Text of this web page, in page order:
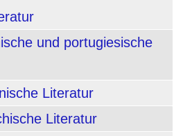
und portugiesische
Literatur
Literatur